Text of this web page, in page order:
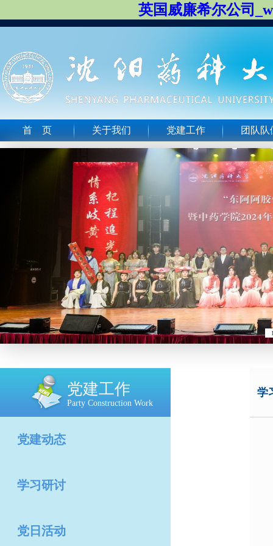
英国威廉希尔公司
首 页 关于我们 党建工作 团队队
党建工作
Party Construction Work
党建动态
学习研讨
党日活动
学